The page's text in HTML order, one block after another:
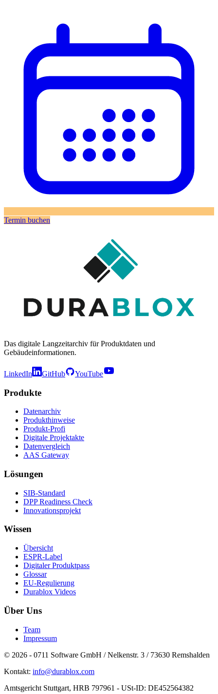
Termin buchen
Das digitale Langzeitarchiv für Produktdaten und
Gebäudeinformationen.
LinkedIn GitHub YouTube
Produkte
Datenarchiv
Produkthinweise
Produkt-Profi
Digitale Projektakte
Datenvergleich
AAS Gateway
Lösungen
SIB-Standard
DPP Readiness Check
Innovationsprojekt
Wissen
Übersicht
ESPR-Label
Digitaler Produktpass
Glossar
EU-Regulierung
Durablox Videos
Über Uns
Team
Impressum
© 2026 - 0711 Software GmbH / Nelkenstr. 3 / 73630 Remshalden
Kontakt: moc.xolbarud@ofni
Amtsgericht Stuttgart, HRB 797961 - USt-ID: DE452564382